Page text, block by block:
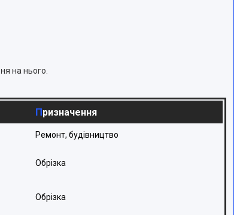
на нього.
Призначення
Ремонт, будівництво
Обрізка
Обрізка